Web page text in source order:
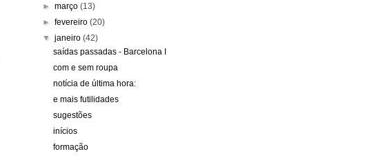
►março(13)
►fevereiro(20)
▼janeiro(42)
saídas passadas - Barcelona I
com e sem roupa
notícia de última hora:
e mais futilidades
sugestões
inícios
formação